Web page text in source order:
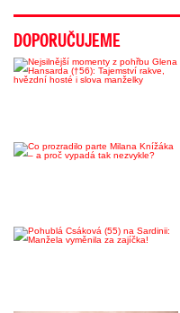
DOPORUČUJEME